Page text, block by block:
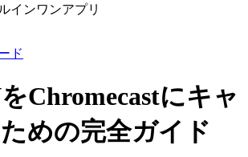
インワンアプリ
ド
Chromecastにキャ
めの完全ガイド